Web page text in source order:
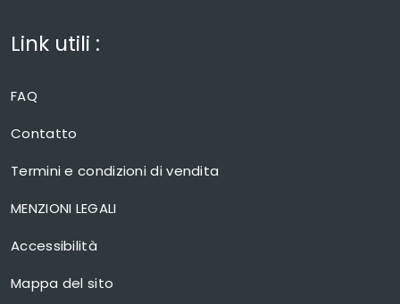
Link utili :
FAQ
Contatto
Termini e condizioni di vendita
MENZIONI LEGALI
Accessibilità
Mappa del sito